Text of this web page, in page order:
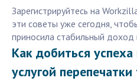
Зарегистрируйтесь на
эти советы уже сегодня,
приносила стабильный
Как добиться
услугой перепечатки